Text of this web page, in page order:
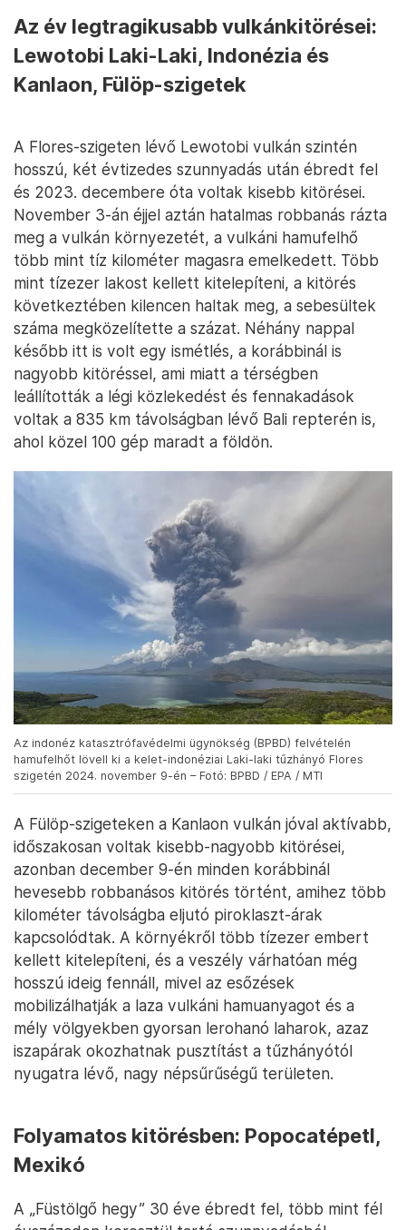
Az év legtragikusabb vulkánkitörései:
Lewotobi Laki-Laki, Indonézia és
Kanlaon, Fülöp-szigetek
A Flores-szigeten lévő Lewotobi vulkán szintén
hosszú, két évtizedes szunnyadás után ébredt fel
és 2023. decembere óta voltak kisebb kitörései.
November 3-án éjjel aztán hatalmas robbanás rázta
meg a vulkán környezetét, a vulkáni hamufelhő
több mint tíz kilométer magasra emelkedett. Több
mint tízezer lakost kellett kitelepíteni, a kitörés
következtében kilencen haltak meg, a sebesültek
száma megközelítette a százat. Néhány nappal
később itt is volt egy ismétlés, a korábbinál is
nagyobb kitöréssel, ami miatt a térségben
leállították a légi közlekedést és fennakadások
voltak a 835 km távolságban lévő Bali repterén is,
ahol közel 100 gép maradt a földön.
Az indonéz katasztrófavédelmi ügynökség (BPBD) felvételén
hamufelhőt lövell ki a kelet-indonéziai Laki-laki tűzhányó Flores
szigetén 2024. november 9-én – Fotó: BPBD / EPA / MTI
A Fülöp-szigeteken a Kanlaon vulkán jóval aktívabb,
időszakosan voltak kisebb-nagyobb kitörései,
azonban december 9-én minden korábbinál
hevesebb robbanásos kitörés történt, amihez több
kilométer távolságba eljutó piroklaszt-árak
kapcsolódtak. A környékről több tízezer embert
kellett kitelepíteni, és a veszély várhatóan még
hosszú ideig fennáll, mivel az esőzések
mobilizálhatják a laza vulkáni hamuanyagot és a
mély völgyekben gyorsan lerohanó laharok, azaz
iszapárak okozhatnak pusztítást a tűzhányótól
nyugatra lévő, nagy népsűrűségű területen.
Folyamatos kitörésben: Popocatépetl,
Mexikó
A „Füstölgő hegy” 30 éve ébredt fel, több mint fél